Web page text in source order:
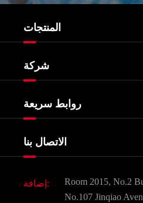
المنتجات
الصيدلانية وسيطة
البيوكيميائية
Agrochemicals و الوسطيات
مكونات مستحضرات التجميل
النكهات و عطور
شركة
شهادات و مصنع تظهر
شركة التاريخ
روابط سريعة
الاتصال بنا
إضافة:
Room 2015, No.2
No.107 Jinqiao